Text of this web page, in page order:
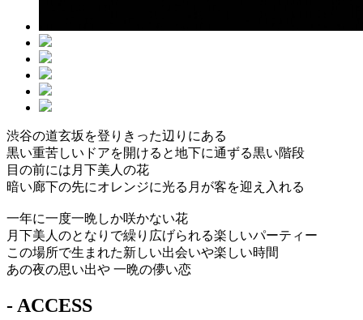
渋谷の道玄坂を登りきった辺りにある
黒い重苦しいドアを開けると地下に通ずる黒い階段
目の前には月下美人の花
暗い廊下の先にオレンジに光る月が客を迎え入れる
一年に一度一晩しか咲かない花
月下美人のとなりで繰り広げられる楽しいパーティー
この場所で生まれた新しい出会いや楽しい時間
あの夜の思い出や 一晩の儚い恋
- ACCESS